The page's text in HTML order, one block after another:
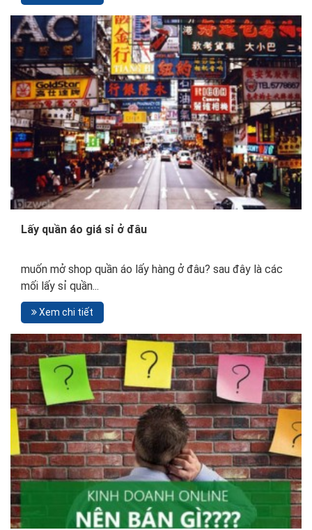
Lấy quần áo giá sỉ ở đâu
muốn mở shop quần áo lấy hàng ở đâu? sau đây là các
mối lấy sỉ quần...
Xem chi tiết